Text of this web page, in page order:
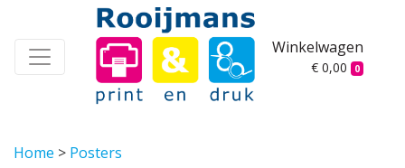
Winkelwagen
€ 0,00 0
Home > Posters